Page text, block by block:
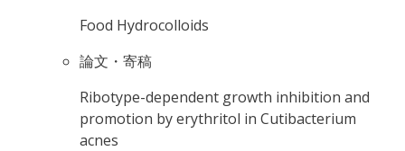
Food Hydrocolloids
論文・寄稿
Ribotype-dependent growth inhibition and
promotion by erythritol in Cutibacterium
acnes